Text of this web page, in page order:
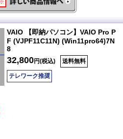
VAIO 【即納パソコン】VAIO Pro P
F (VJPF11C11N) (Win11pro64)7N
8
32,800円(税込) 送料無料
テレワーク推奨